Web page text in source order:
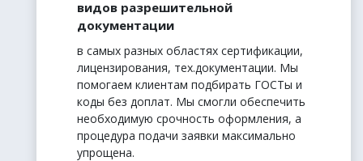
видов разрешительной
документации
в самых разных областях сертификации,
лицензирования, тех.документации. Мы
помогаем клиентам подбирать ГОСТы и
коды без доплат. Мы смогли обеспечить
необходимую срочность оформления, а
процедура подачи заявки максимально
упрощена.